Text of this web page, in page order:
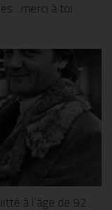
à toi
à l’âge de 92